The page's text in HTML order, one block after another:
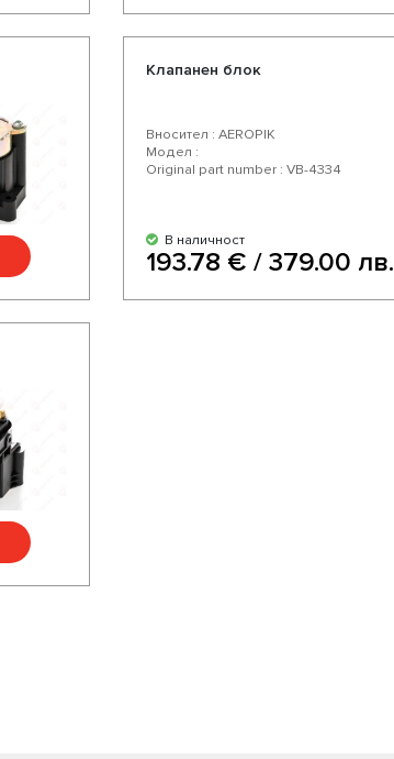
Клапанен блок
Вносител : AEROPIK
Модел :
Original part number : VB-4334
В наличност
193.78 € / 379.00 лв.